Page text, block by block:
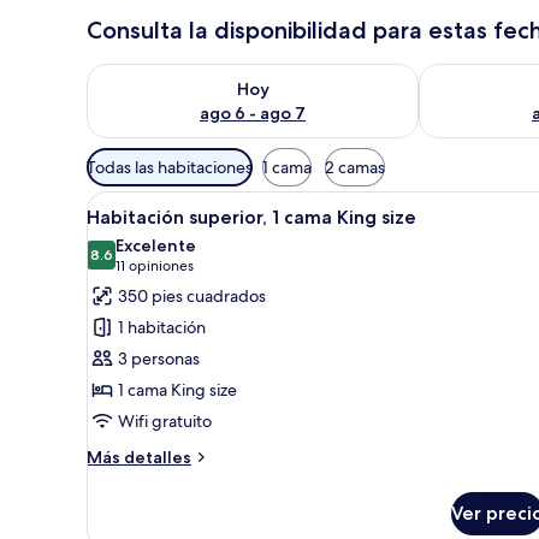
Consulta la disponibilidad para estas
Hoy
ago 6 - ago 7
Consulta la disponibilidad para hoy ago 6 - ago 7
Consulta la
Filtros
disponibles
para
las
habitaciones
Todas las habitaciones 1 cama 2 camas
Abrir
todas
las
fotos
de
Habitación
superior,
1
cama
King
Escritorio, espacio para
2
Habitación superior, 1 cama King size
8.68.6 de 10
Excelente
11 opiniones
(11
opiniones)
350 pies cuadrados
1 habitación
3 personas
1 cama King size
Wifi gratuito
Más detalles
Más
Ver